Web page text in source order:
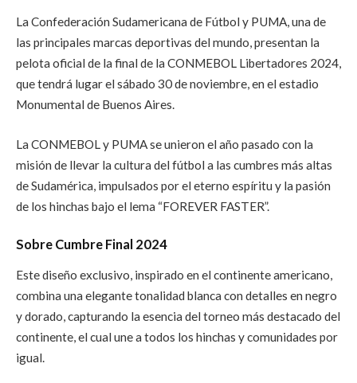
La Confederación Sudamericana de Fútbol y PUMA, una de
las principales marcas deportivas del mundo, presentan la
pelota oficial de la final de la CONMEBOL Libertadores 2024,
que tendrá lugar el sábado 30 de noviembre, en el estadio
Monumental de Buenos Aires.
La CONMEBOL y PUMA se unieron el año pasado con la
misión de llevar la cultura del fútbol a las cumbres más altas
de Sudamérica, impulsados por el eterno espíritu y la pasión
de los hinchas bajo el lema “FOREVER FASTER”.
Sobre Cumbre Final 2024
Este diseño exclusivo, inspirado en el continente americano,
combina una elegante tonalidad blanca con detalles en negro
y dorado, capturando la esencia del torneo más destacado del
continente, el cual une a todos los hinchas y comunidades por
igual.